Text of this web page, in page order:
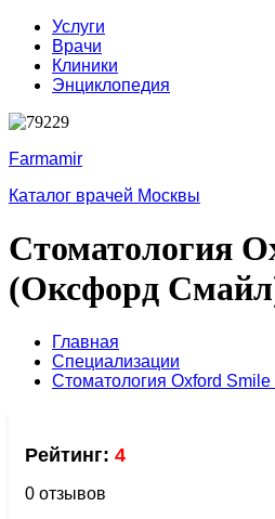
Услуги
Врачи
Клиники
Энциклопедия
Farmamir
Каталог врачей Москвы
Стоматология
(Оксфорд
Главная
Специализации
Стоматология Oxford
Рейтинг: 4
0 отзывов